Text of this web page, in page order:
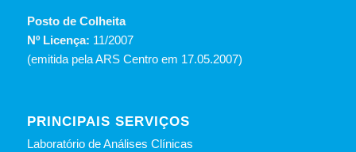
Posto de Colheita
Nº Licença: 11/2007
(emitida pela ARS Centro em 17.05.2007)
PRINCIPAIS SERVIÇOS
Laboratório de Análises Clínicas